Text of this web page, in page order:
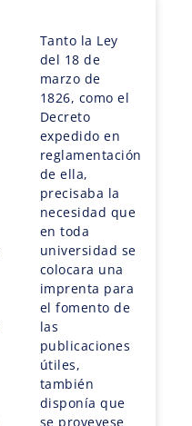
Tanto la Ley
del 18 de
marzo de
1826, como el
Decreto
expedido en
reglamentación
de ella,
precisaba la
necesidad que
en toda
universidad se
colocara una
imprenta para
el fomento de
las
publicaciones
útiles,
también
disponía que
se proveyese